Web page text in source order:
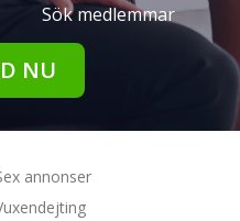
Sök medlemmar
NU
annonser